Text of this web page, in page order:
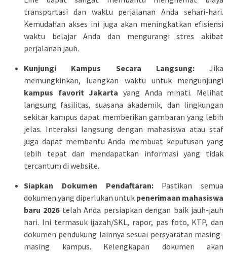
transportasi dan waktu perjalanan Anda sehari-hari.
Kemudahan akses ini juga akan meningkatkan efisiensi
waktu belajar Anda dan mengurangi stres akibat
perjalanan jauh.
Kunjungi Kampus Secara Langsung:Jika
memungkinkan, luangkan waktu untuk mengunjungi
kampus favorit Jakarta yang Anda minati. Melihat
langsung fasilitas, suasana akademik, dan lingkungan
sekitar kampus dapat memberikan gambaran yang lebih
jelas. Interaksi langsung dengan mahasiswa atau staf
juga dapat membantu Anda membuat keputusan yang
lebih tepat dan mendapatkan informasi yang tidak
tercantum di website.
Siapkan Dokumen Pendaftaran:Pastikan semua
dokumen yang diperlukan untuk penerimaan mahasiswa
baru 2026telah Anda persiapkan dengan baik jauh-jauh
hari. Ini termasuk ijazah/SKL, rapor, pas foto, KTP, dan
dokumen pendukung lainnya sesuai persyaratan masing-
masing kampus. Kelengkapan dokumen akan